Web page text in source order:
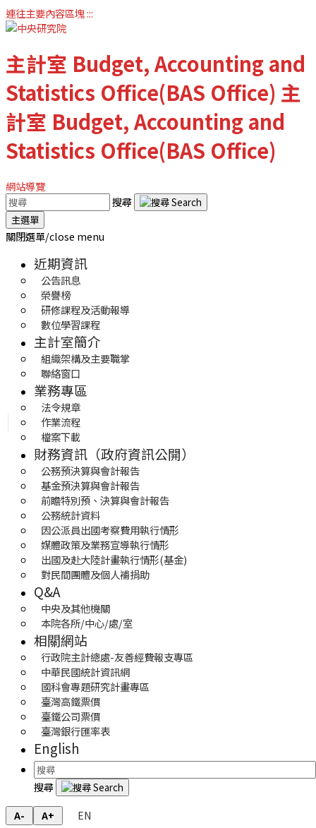
連往主要內容區塊:::
主計室 Budget, Accounting and
Statistics Office(BAS Office) 主
計室 Budget, Accounting and
Statistics Office(BAS Office)
網站導覽
搜尋
主選單
關閉選單/close menu
近期資訊
公告訊息
榮譽榜
研修課程及活動報導
數位學習課程
主計室簡介
組織架構及主要職掌
聯絡窗口
業務專區
法令規章
作業流程
檔案下載
財務資訊（政府資訊公開）
公務預決算與會計報告
基金預決算與會計報告
前瞻特別預、決算與會計報告
公務統計資料
因公派員出國考察費用執行情形
媒體政策及業務宣導執行情形
出國及赴大陸計畫執行情形(基金)
對民間團體及個人補捐助
Q&A
中央及其他機關
本院各所/中心/處/室
相關網站
行政院主計總處-友善經費報支專區
中華民國統計資訊網
國科會專題研究計畫專區
臺灣高鐵票價
臺鐵公司票價
臺灣銀行匯率表
English
搜尋
A- A+
EN